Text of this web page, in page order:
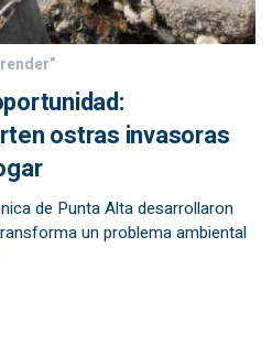
ostras invasoras
de Punta Alta desarrollaron
un problema ambiental